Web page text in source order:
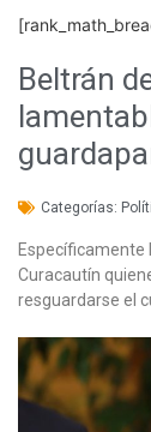
Beltrán
Categorías:
Específicamente
Curacautín
resguardarse el